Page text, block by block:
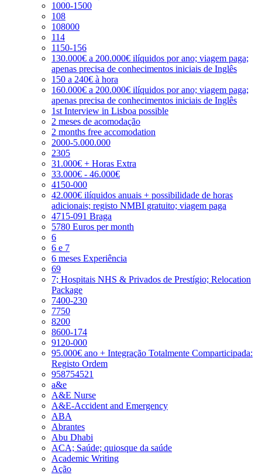
1000-1500
108
108000
114
1150-156
130.000€ a 200.000€ ilíquidos por ano; viagem paga;
apenas precisa de conhecimentos iniciais de Inglês
150 a 240€ à hora
160.000€ a 200.000€ ilíquidos por ano; viagem paga;
apenas precisa de conhecimentos iniciais de Inglês
1st Interview in Lisboa possible
2 meses de acomodação
2 months free accomodation
2000-5.000.000
2305
31.000€ + Horas Extra
33.000€ - 46.000€
4150-000
42.000€ ilíquidos anuais + possibilidade de horas
adicionais; registo NMBI gratuito; viagem paga
4715-091 Braga
5780 Euros per month
6
6 e 7
6 meses Experiência
69
7; Hospitais NHS & Privados de Prestígio; Relocation
Package
7400-230
7750
8200
8600-174
9120-000
95.000€ ano + Integração Totalmente Comparticipada:
Registo Ordem
958754521
a&e
A&E Nurse
A&E-Accident and Emergency
ABA
Abrantes
Abu Dhabi
ACA; Saúde; quiosque da saúde
Academic Writing
Ação